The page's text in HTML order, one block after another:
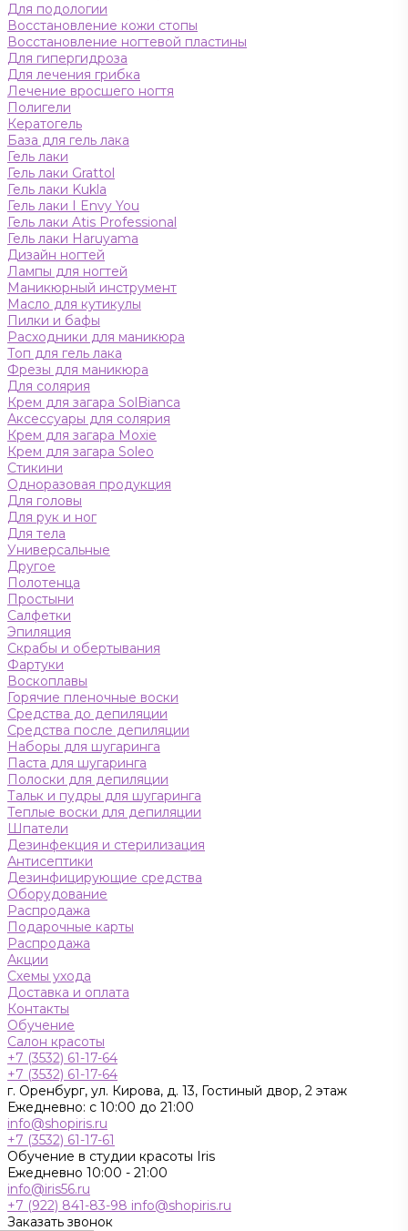
Для подологии
Восстановление кожи стопы
Восстановление ногтевой пластины
Для гипергидроза
Для лечения грибка
Лечение вросшего ногтя
Полигели
Кератогель
База для гель лака
Гель лаки
Гель лаки Grattol
Гель лаки Kukla
Гель лаки I Envy You
Гель лаки Atis Professional
Гель лаки Haruyama
Дизайн ногтей
Лампы для ногтей
Маникюрный инструмент
Масло для кутикулы
Пилки и бафы
Расходники для маникюра
Топ для гель лака
Фрезы для маникюра
Для солярия
Крем для загара SolBianca
Аксессуары для солярия
Крем для загара Moxie
Крем для загара Soleo
Стикини
Одноразовая продукция
Для головы
Для рук и ног
Для тела
Универсальные
Другое
Полотенца
Простыни
Салфетки
Эпиляция
Скрабы и обертывания
Фартуки
Воскоплавы
Горячие пленочные воски
Средства до депиляции
Средства после депиляции
Наборы для шугаринга
Паста для шугаринга
Полоски для депиляции
Тальк и пудры для шугаринга
Теплые воски для депиляции
Шпатели
Дезинфекция и стерилизация
Антисептики
Дезинфицирующие средства
Оборудование
Распродажа
Подарочные карты
Распродажа
Акции
Схемы ухода
Доставка и оплата
Контакты
Обучение
Салон красоты
+7 (3532) 61-17-64
+7 (3532) 61-17-64
г. Оренбург, ул. Кирова, д. 13, Гостиный двор, 2 этаж
Ежедневно: с 10:00 до 21:00
info@shopiris.ru
+7 (3532) 61-17-61
Обучение в студии красоты Iris
Ежедневно 10:00 - 21:00
info@iris56.ru
+7 (922) 841-83-98 info@shopiris.ru
Заказать звонок